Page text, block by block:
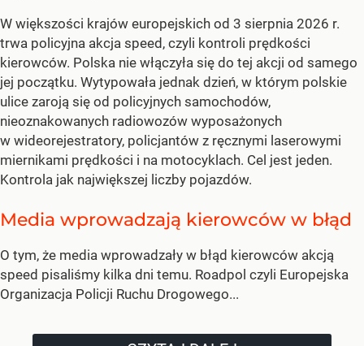
W większości krajów europejskich od 3 sierpnia 2026 r.
trwa policyjna akcja speed, czyli kontroli prędkości
kierowców. Polska nie włączyła się do tej akcji od samego
jej początku. Wytypowała jednak dzień, w którym polskie
ulice zaroją się od policyjnych samochodów,
nieoznakowanych radiowozów wyposażonych
w wideorejestratory, policjantów z ręcznymi laserowymi
miernikami prędkości i na motocyklach. Cel jest jeden.
Kontrola jak największej liczby pojazdów.
Media wprowadzają kierowców w błąd
O tym, że media wprowadzały w błąd kierowców akcją
speed pisaliśmy kilka dni temu. Roadpol czyli Europejska
Organizacja Policji Ruchu Drogowego...